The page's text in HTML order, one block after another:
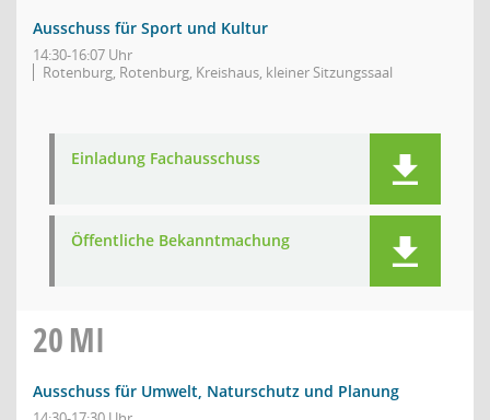
Ausschuss für Sport und Kultur
14:30-16:07 Uhr
Rotenburg, Rotenburg, Kreishaus, kleiner Sitzungssaal
Einladung Fachausschuss
Öffentliche Bekanntmachung
20MI
Ausschuss für Umwelt, Naturschutz und Planung